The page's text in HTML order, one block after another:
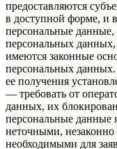
предоставляются
в доступной форме, и
персональные данные,
персональных данных,
имеются законные
персональных
ее получения
— требовать от
данных, их
персональные данные
неточными,
необходимыми для